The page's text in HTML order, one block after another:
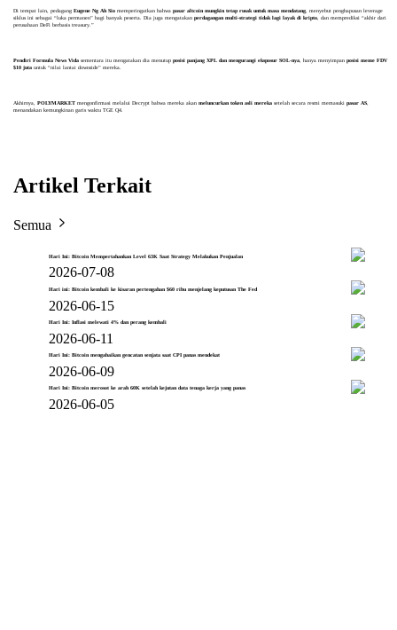
Di tempat lain, pedagang Eugene Ng Ah Siomemperingatkan bahwa pasar altcoin mungkin tetap rusak untuk masa mendatang, menyebut penghapusan leverage
siklus ini sebagai “luka permanen” bagi banyak peserta. Dia juga mengatakan perdagangan multi-strategi tidak lagi layak di kripto, dan memprediksi “akhir dari
perusahaan DeFi berbasis treasury.”
Pendiri Formula News Vidasementara itu mengatakan dia menutup posisi panjang XPL dan mengurangi eksposur SOL-nya, hanya menyimpan posisi meme FDV
$10 jutauntuk “nilai lantai downside” mereka.
Akhirnya, POLYMARKETmengonfirmasi melalui Decrypt bahwa mereka akan meluncurkan token asli merekasetelah secara resmi memasuki pasar AS,
menandakan kemungkinan garis waktu TGE Q4.
Artikel Terkait
Semua
Hari Ini: Bitcoin Mempertahankan Level 63K Saat Strategy Melakukan Penjualan
2026-07-08
Hari ini: Bitcoin kembali ke kisaran pertengahan $60 ribu menjelang keputusan The Fed
2026-06-15
Hari Ini: Inflasi melewati 4% dan perang kembali
2026-06-11
Hari Ini: Bitcoin mengabaikan gencatan senjata saat CPI panas mendekat
2026-06-09
Hari Ini: Bitcoin merosot ke arah 60K setelah kejutan data tenaga kerja yang panas
2026-06-05